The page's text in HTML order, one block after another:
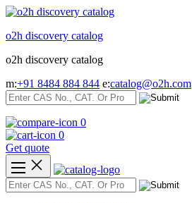
Skip
content
o2h discovery catalog
o2h discovery catalog
m:+91 8484 884 844 e:catalog@o2h.com
0
0
Get quote